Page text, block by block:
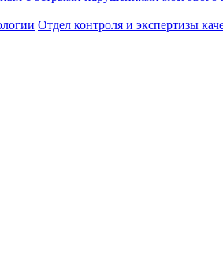
Отдел контроля и экспертизы